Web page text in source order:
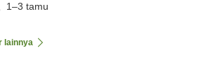
1–3 tamu
lainnya